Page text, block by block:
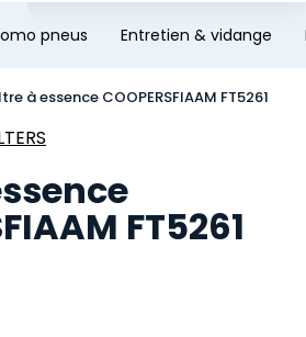
pneus Entretien & vidange
à essence COOPERSFIAAM FT5261
FT5261